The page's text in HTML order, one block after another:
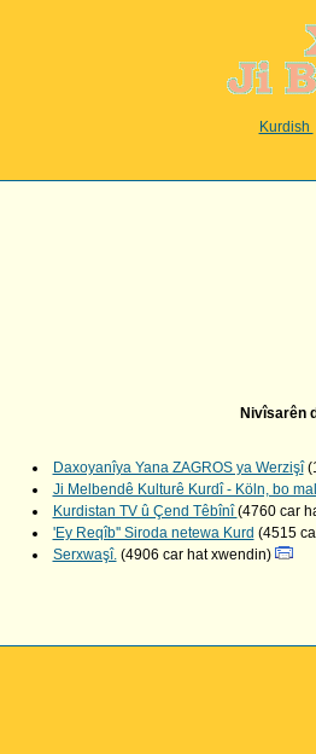
Kurdish
Nivîsarên
Daxoyanîya Yana ZAGROS ya Werzişî
Ji Melbendê Kulturê Kurdî - Köln, bo
Kurdistan TV û Çend Têbînî(4760 car
'Ey Reqîb'' Siroda netewa Kurd (4515
Serxwaşî.(4906 car hat xwendin)